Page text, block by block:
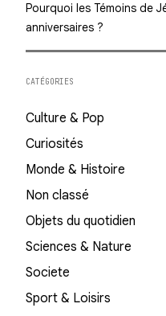
Pourquoi les Témoins de
anniversaires ?
CATÉGORIES
Culture & Pop
Curiosités
Monde & Histoire
Non classé
Objets du quotidien
Sciences & Nature
Societe
Sport & Loisirs